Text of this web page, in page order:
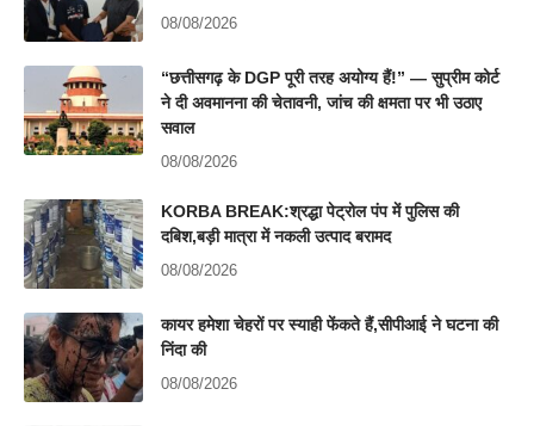
08/08/2026
“छत्तीसगढ़ के DGP पूरी तरह अयोग्य हैं!” — सुप्रीम कोर्ट
ने दी अवमानना की चेतावनी, जांच की क्षमता पर भी उठाए
सवाल
08/08/2026
KORBA BREAK:श्रद्धा पेट्रोल पंप में पुलिस की
दबिश,बड़ी मात्रा में नकली उत्पाद बरामद
08/08/2026
कायर हमेशा चेहरों पर स्याही फेंकते हैं,सीपीआई ने घटना की
निंदा की
08/08/2026